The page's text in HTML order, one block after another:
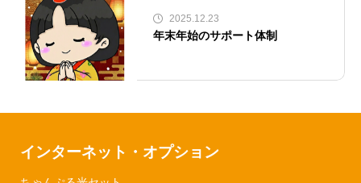
2025.12.23
年末年始のサポート体制
インターネット・オプション